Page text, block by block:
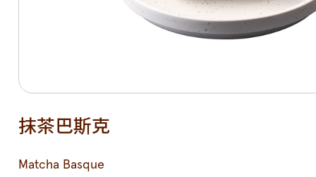
抹茶巴斯克
Matcha Basque